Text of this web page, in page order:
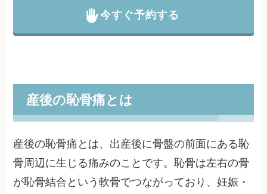
今すぐ予約する
産後の恥骨痛とは
産後の恥骨痛とは、出産後に骨盤の前面にある恥
骨周辺に生じる痛みのことです。恥骨は左右の骨
が恥骨結合という軟骨でつながっており、妊娠・